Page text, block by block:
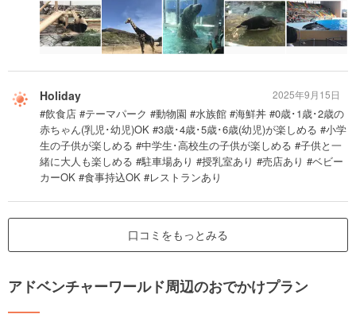
Holiday
#飲食店 #テーマパーク #動物園 #水族館 #海鮮丼 #0歳･1歳･2歳の
赤ちゃん(乳児･幼児)OK #3歳･4歳･5歳･6歳(幼児)が楽しめる #小学
生の子供が楽しめる #中学生･高校生の子供が楽しめる #子供と一
緒に大人も楽しめる #駐車場あり #授乳室あり #売店あり #ベビー
カーOK #食事持込OK #レストランあり
2025年9月15日
口コミをもっとみる
アドベンチャーワールド周辺のおでかけプラン